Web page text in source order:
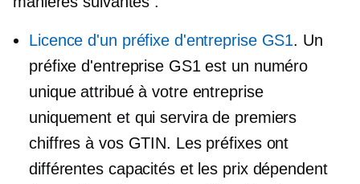
Licence d'un préfixe d'entreprise GS1. Un
préfixe d'entreprise GS1 est un numéro
unique attribué à votre entreprise
uniquement et qui servira de premiers
chiffres à vos GTIN. Les préfixes ont
différentes capacités et les prix dépendent